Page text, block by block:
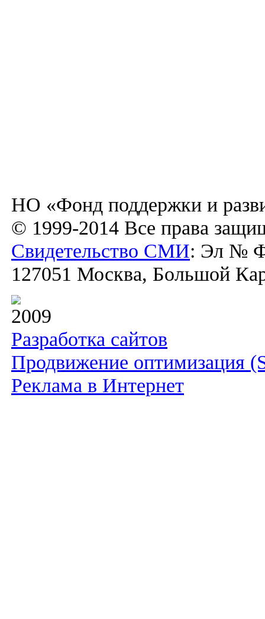
НО «Фонд поддержки и
© 1999-2014 Все права
Свидетельство СМИ: Эл №
127051 Москва, Большой
2009
Разработка сайтов
Продвижение оптимизация
Реклама в Интернет